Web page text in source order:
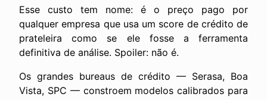
Esse custo tem nome: é o preço pago por
qualquer empresa que usa um score de crédito de
prateleira como se ele fosse a ferramenta
definitiva de análise. Spoiler: não é.
Os grandes bureaus de crédito — Serasa, Boa
Vista, SPC — constroem modelos calibrados para